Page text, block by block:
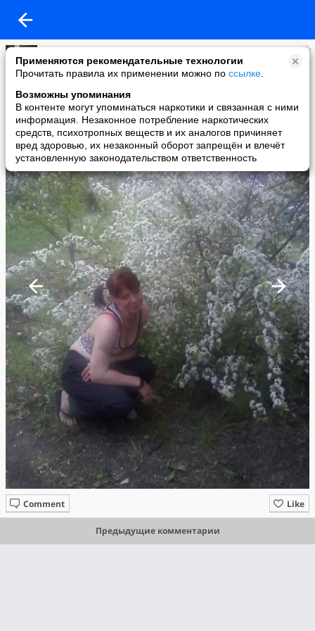
Применяются рекомендательные технологии
Прочитать правила их применении можно по ссылке
Возможны упоминания
В контенте могут упоминаться наркотики и связанная с ними
информация. Незаконное потребление наркотических
средств, психотропных веществ и их аналогов причиняет
вред здоровью, их незаконный оборот запрещён и влечёт
установленную законодательством ответственность
Екатерина Каневская
added a photo
29 Jun в 20:20
Like
Comment
Предыдущие комментарии